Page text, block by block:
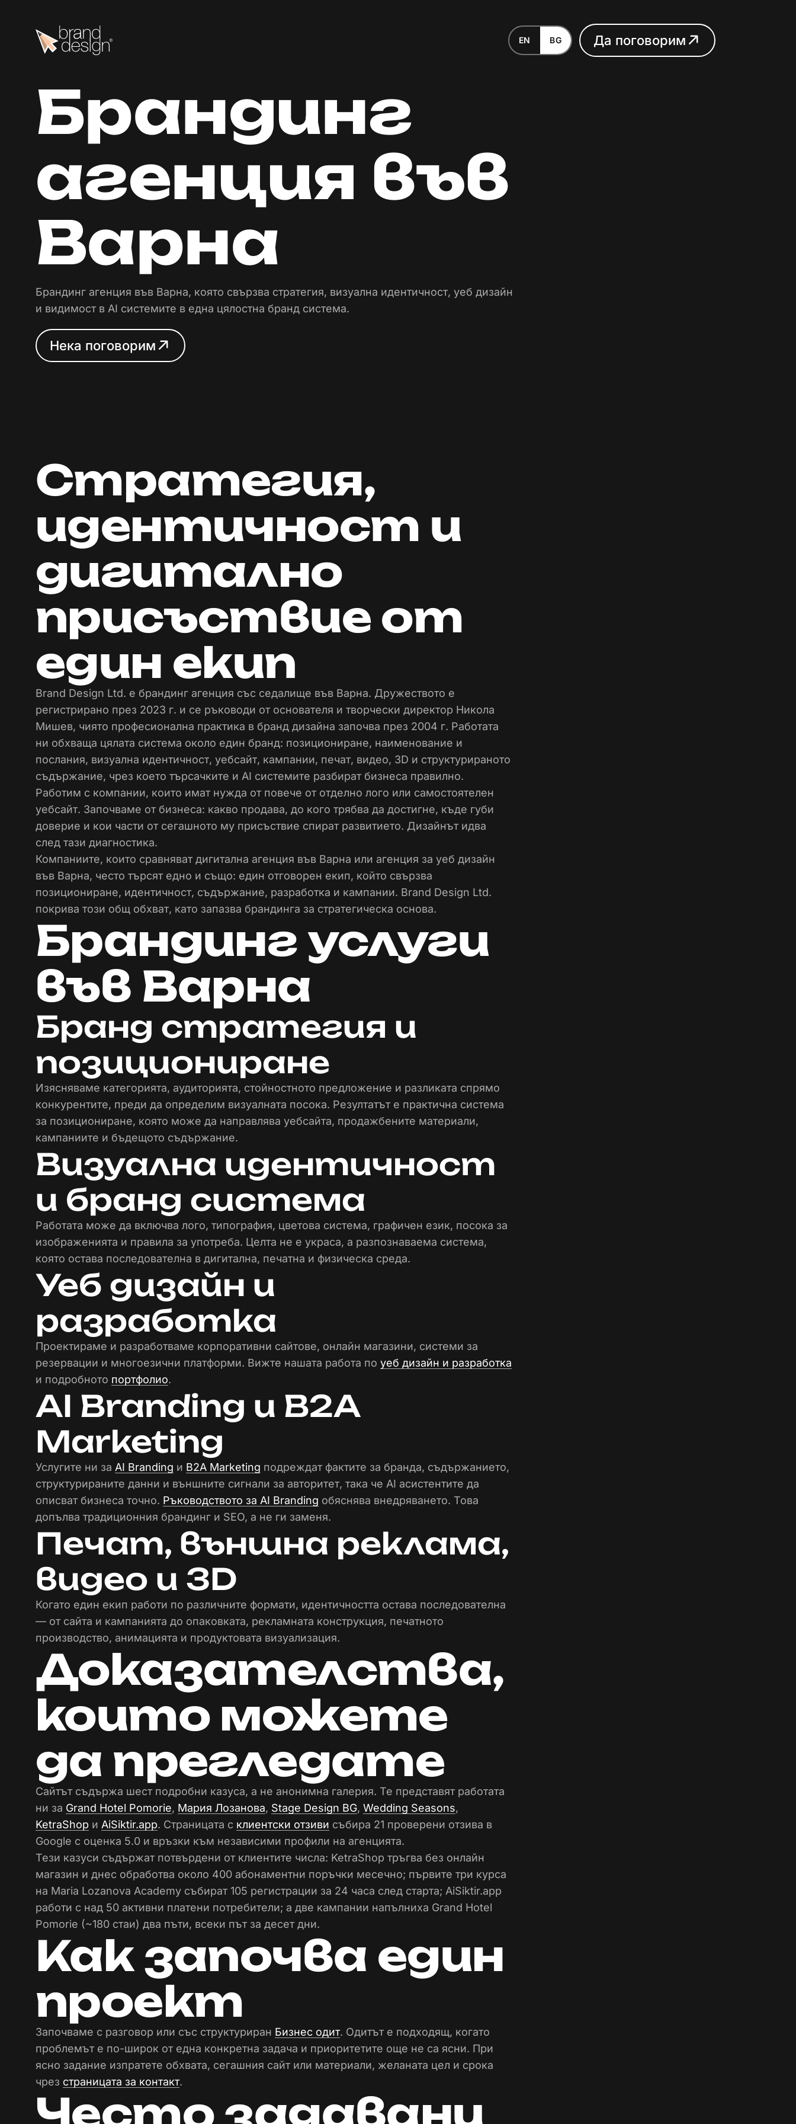
EN BG Да поговорим
Да поговорим
Брандинг
агенция във
Варна
Брандинг агенция във Варна, която свързва стратегия, визуална идентичност, уеб дизайн
и видимост в AI системите в една цялостна бранд система.
Нека поговорим
Нека поговорим
Стратегия,
идентичност и
дигитално
присъствие от
един екип
Brand Design Ltd. е брандинг агенция със седалище във Варна. Дружеството е
регистрирано през 2023 г. и се ръководи от основателя и творчески директор Никола
Мишев, чиято професионална практика в бранд дизайна започва през 2004 г. Работата
ни обхваща цялата система около един бранд: позициониране, наименование и
послания, визуална идентичност, уебсайт, кампании, печат, видео, 3D и структурираното
съдържание, чрез което търсачките и AI системите разбират бизнеса правилно.
Работим с компании, които имат нужда от повече от отделно лого или самостоятелен
уебсайт. Започваме от бизнеса: какво продава, до кого трябва да достигне, къде губи
доверие и кои части от сегашното му присъствие спират развитието. Дизайнът идва
след тази диагностика.
Компаниите, които сравняват дигитална агенция във Варна или агенция за уеб дизайн
във Варна, често търсят едно и също: един отговорен екип, който свързва
позициониране, идентичност, съдържание, разработка и кампании. Brand Design Ltd.
покрива този общ обхват, като запазва брандинга за стратегическа основа.
Брандинг услуги
във Варна
Бранд стратегия и
позициониране
Изясняваме категорията, аудиторията, стойностното предложение и разликата спрямо
конкурентите, преди да определим визуалната посока. Резултатът е практична система
за позициониране, която може да направлява уебсайта, продажбените материали,
кампаниите и бъдещото съдържание.
Визуална идентичност
и бранд система
Работата може да включва лого, типография, цветова система, графичен език, посока за
изображенията и правила за употреба. Целта не е украса, а разпознаваема система,
която остава последователна в дигитална, печатна и физическа среда.
Уеб дизайн и
разработка
Проектираме и разработваме корпоративни сайтове, онлайн магазини, системи за
резервации и многоезични платформи. Вижте нашата работа по уеб дизайн и разработка
и подробното портфолио.
AI Branding и B2A
Marketing
Услугите ни за AI Branding и B2A Marketing подреждат фактите за бранда, съдържанието,
структурираните данни и външните сигнали за авторитет, така че AI асистентите да
описват бизнеса точно. Ръководството за AI Branding обяснява внедряването. Това
допълва традиционния брандинг и SEO, а не ги заменя.
Печат, външна реклама,
видео и 3D
Когато един екип работи по различните формати, идентичността остава последователна
— от сайта и кампанията до опаковката, рекламната конструкция, печатното
производство, анимацията и продуктовата визуализация.
Доказателства,
които можете
да прегледате
Сайтът съдържа шест подробни казуса, а не анонимна галерия. Те представят работата
ни за Grand Hotel Pomorie, Мария Лозанова, Stage Design BG, Wedding Seasons,
KetraShop и AiSiktir.app. Страницата с клиентски отзиви събира 21 проверени отзива в
Google с оценка 5.0 и връзки към независими профили на агенцията.
Тези казуси съдържат потвърдени от клиентите числа: KetraShop тръгва без онлайн
магазин и днес обработва около 400 абонаментни поръчки месечно; първите три курса
на Maria Lozanova Academy събират 105 регистрации за 24 часа след старта; AiSiktir.app
работи с над 50 активни платени потребители; а две кампании напълниха Grand Hotel
Pomorie (~180 стаи) два пъти, всеки път за десет дни.
Как започва един
проект
Започваме с разговор или със структуриран Бизнес одит. Одитът е подходящ, когато
проблемът е по-широк от една конкретна задача и приоритетите още не са ясни. При
ясно задание изпратете обхвата, сегашния сайт или материали, желаната цел и срока
чрез страницата за контакт.
Често задавани